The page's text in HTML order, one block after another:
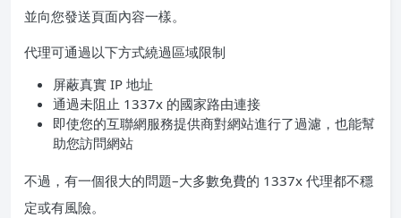
並向您發送頁面內容一樣。
代理可通過以下方式繞過區域限制
屏蔽真實 IP 地址
通過未阻止 1337x 的國家路由連接
即使您的互聯網服務提供商對網站進行了過濾，也能幫
助您訪問網站
不過，有一個很大的問題–大多數免費的 1337x 代理都不穩
定或有風險。